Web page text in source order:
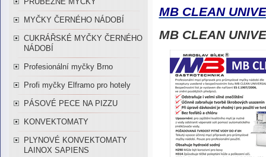
MYČKY ČERNÉHO NÁDOBÍ
CUKRÁŘSKÉ MYČKY ČERNÉHO
NÁDOBÍ
Profesionální myčky Brno
Profi myčky Elframo pro hotely
PÁSOVÉ PECE NA PIZZU
KONVEKTOMATY
PLYNOVÉ KONVEKTOMATY
LAINOX SAPIENS
MB CLEAN
MB CLEAN